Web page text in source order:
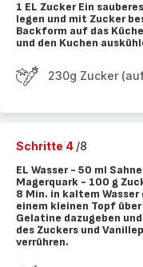
1 EL Zucker Ein
legen und mit Zucker
Backform auf das
und den Kuchen
230g Zucker
Schritte 4 /8
EL Wasser - 50 ml
Magerquark - 100 g
8 Min. in kaltem Wasser
einem kleinen Topf
Gelatine dazugeben
des Zuckers und
verrühren.